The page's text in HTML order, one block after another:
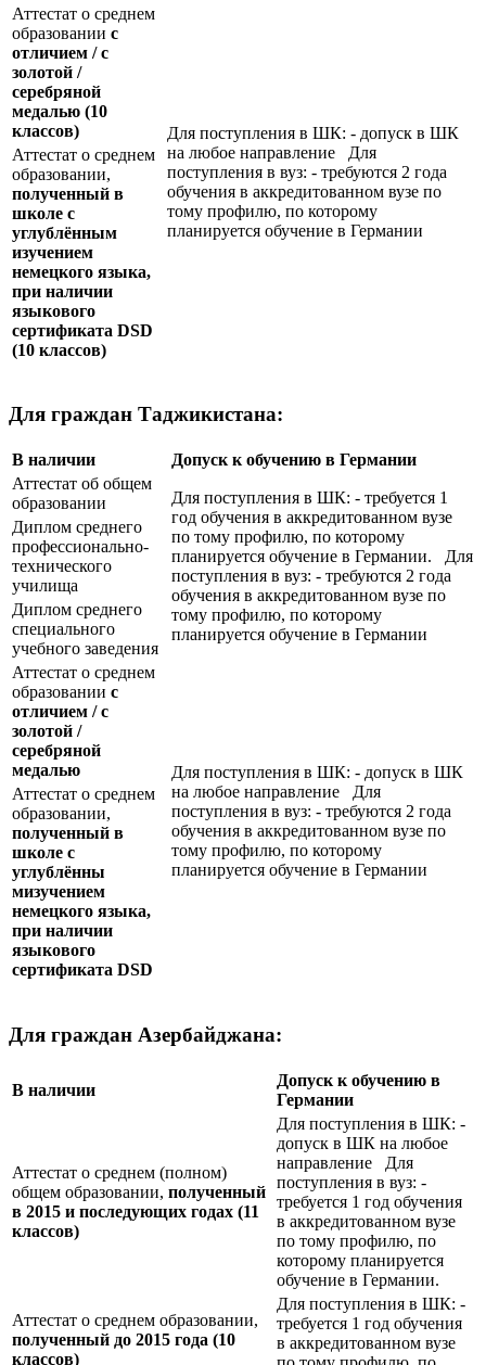
Аттестат о среднем
образовании с
отличием / с
золотой /
серебряной
медалью (10
классов)
Для поступления в ШК: - допуск в ШК
на любое направление Для
поступления в вуз: - требуются 2 года
обучения в аккредитованном вузе по
тому профилю, по которому
планируется обучение в Германии
Аттестат о среднем
образовании,
полученный в
школе с
углублённым
изучением
немецкого языка,
при наличии
языкового
сертификата DSD
(10 классов)
Для граждан Таджикистана:
В наличии
Допуск к обучению в Германии
Аттестат об общем
образовании
Для поступления в ШК: - требуется 1
год обучения в аккредитованном вузе
по тому профилю, по которому
планируется обучение в Германии. Для
поступления в вуз: - требуются 2 года
обучения в аккредитованном вузе по
тому профилю, по которому
планируется обучение в Германии
Диплом среднего
профессионально-
технического
училища
Диплом среднего
специального
учебного заведения
Аттестат о среднем
образовании с
отличием / с
золотой /
серебряной
медалью
Для поступления в ШК: - допуск в ШК
на любое направление Для
поступления в вуз: - требуются 2 года
обучения в аккредитованном вузе по
тому профилю, по которому
планируется обучение в Германии
Аттестат о среднем
образовании,
полученный в
школе с
углублённы
мизучением
немецкого языка,
при наличии
языкового
сертификата DSD
Для граждан Азербайджана:
В наличии
Допуск к обучению в
Германии
Аттестат о среднем (полном)
общем образовании, полученный
в 2015 и последующих годах (11
классов)
Для поступления в ШК: -
допуск в ШК на любое
направление Для
поступления в вуз: -
требуется 1 год обучения
в аккредитованном вузе
по тому профилю, по
которому планируется
обучение в Германии.
Аттестат о среднем образовании,
полученный до 2015 года (10
классов)
Для поступления в ШК: -
требуется 1 год обучения
в аккредитованном вузе